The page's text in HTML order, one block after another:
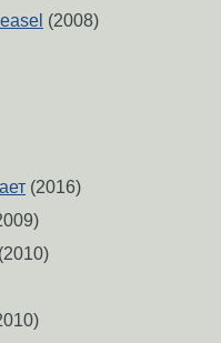
(2008)
(2016)
(2010)